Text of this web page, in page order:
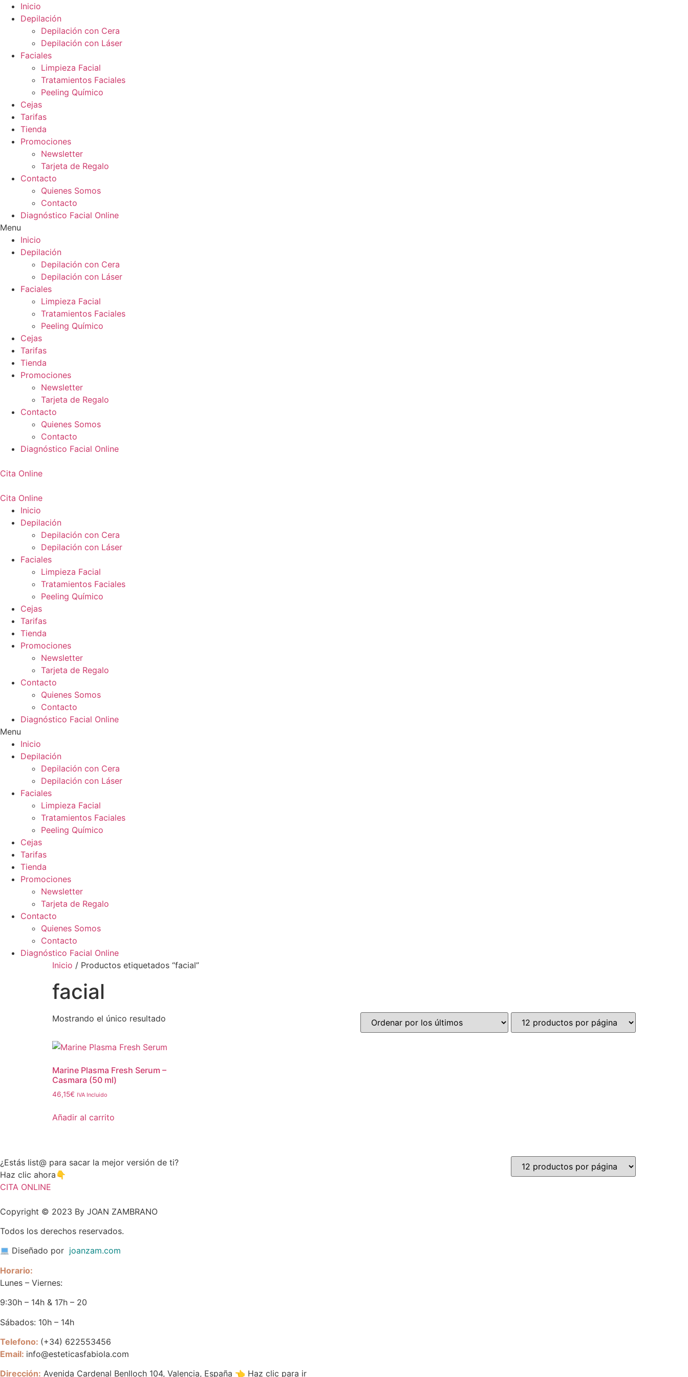
contenido
Inicio
Depilación
Depilación con Cera
Depilación con Láser
Faciales
Limpieza Facial
Tratamientos Faciales
Peeling Químico
Cejas
Tarifas
Tienda
Promociones
Newsletter
Tarjeta de Regalo
Contacto
Quienes Somos
Contacto
Diagnóstico Facial Online
Menu
Inicio
Depilación
Depilación con Cera
Depilación con Láser
Faciales
Limpieza Facial
Tratamientos Faciales
Peeling Químico
Cejas
Tarifas
Tienda
Promociones
Newsletter
Tarjeta de Regalo
Contacto
Quienes Somos
Contacto
Diagnóstico Facial Online
Cita Online
Cita Online
Inicio
Depilación
Depilación con Cera
Depilación con Láser
Faciales
Limpieza Facial
Tratamientos Faciales
Peeling Químico
Cejas
Tarifas
Tienda
Promociones
Newsletter
Tarjeta de Regalo
Contacto
Quienes Somos
Contacto
Diagnóstico Facial Online
Menu
Inicio
Depilación
Depilación con Cera
Depilación con Láser
Faciales
Limpieza Facial
Tratamientos Faciales
Peeling Químico
Cejas
Tarifas
Tienda
Promociones
Newsletter
Tarjeta de Regalo
Contacto
Quienes Somos
Contacto
Diagnóstico Facial Online
Inicio / Productos etiquetados “facial”
facial
Mostrando el único resultado
Marine Plasma Fresh Serum –
Casmara (50 ml)
46,15€ IVA Incluido
Añadir al carrito
¿Estás list@ para sacar la mejor versión de ti?
Haz clic ahora👇
CITA ONLINE
Copyright © 2023 By JOAN ZAMBRANO
Todos los derechos reservados.
Diseñado por joanzam.com
Horario:
Lunes – Viernes:
9:30h – 14h & 17h – 20
Sábados: 10h – 14h
Telefono: (+34) 622553456
Email: info@esteticasfabiola.com
Dirección: Avenida Cardenal Benlloch 104, Valencia, España 👈 Haz clic para ir